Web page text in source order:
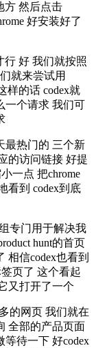
方 然后点击
好安装好了
行 好 我们就按照
就来尝试用
样的话 codex就
一个请求 我们可
最热门的 三个新
的访问链接 好提
一点 把chrome
看到 codex到底
专门用于解决我
hunt的首页
相信codex也看到
页了 这个看起
又打开了一个
的网页 我们就在
全部的产品页面
待一下 好codex